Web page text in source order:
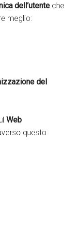
dell’utente che
meglio:
del
Web
questo